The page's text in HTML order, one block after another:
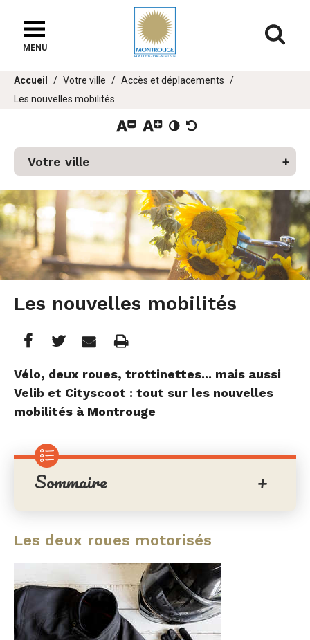
chat
MENU
Vous
êtes
Accueil Votre ville
Accès et déplacements
Les nouvelles mobilités
Votre ville
Les nouvelles mobilités
Partager
cette
page
Facebook
Partager
cette
page
Twitter
Partager
cette
page
e-
mail
Imprimer
Vélo, deux roues, trottinettes... mais aussi
Velib et Cityscoot : tout sur les nouvelles
mobilités à Montrouge
Sommaire
Les deux roues motorisés